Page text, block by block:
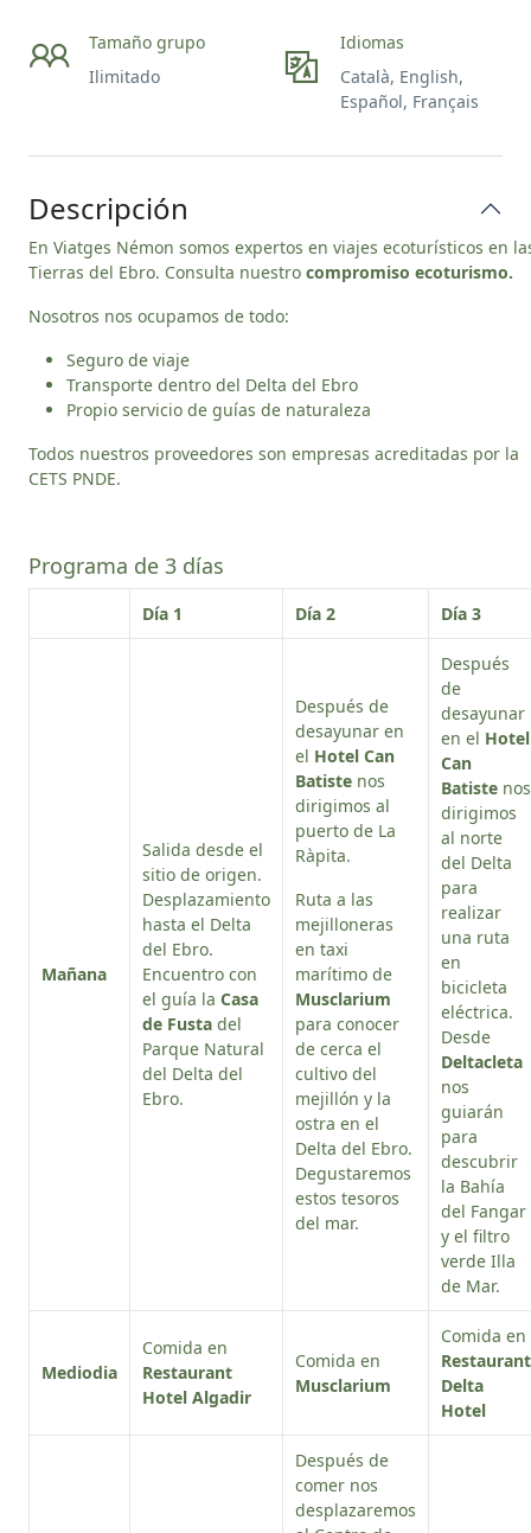
Tamaño grupo
Ilimitado
Idiomas
Català, English,
Español, Français
Descripción
En Viatges Némon somos expertos en viajes ecoturísticos en
Tierras del Ebro. Consulta nuestro compromiso ecoturismo.
Nosotros nos ocupamos de todo:
Seguro de viaje
Transporte dentro del Delta del Ebro
Propio servicio de guías de naturaleza
Todos nuestros proveedores son empresas acreditadas por la
CETS PNDE.
Programa de 3 días
Día 1 Día 2 Día 3
Mañana
Salida desde el
sitio de origen.
Desplazamiento
hasta el Delta
del Ebro.
Encuentro con
el guía la Casa
de Fusta del
Parque Natural
del Delta del
Ebro.
Después de
desayunar en
el Hotel Can
Batiste nos
dirigimos al
puerto de La
Ràpita.
Ruta a las
mejilloneras
en taxi
marítimo de
Musclarium
para conocer
de cerca el
cultivo del
mejillón y la
ostra en el
Delta del Ebro.
Degustaremos
estos tesoros
del mar.
Después
de
desayunar
en el Hotel
Can
Batiste nos
dirigimos
al norte
del Delta
para
realizar
una ruta
en
bicicleta
eléctrica.
Desde
Deltacleta
nos
guiarán
para
descubrir
la Bahía
del Fangar
y el filtro
verde Illa
de Mar.
Mediodia
Comida en
Restaurant
Hotel Algadir
Comida en
Musclarium
Comida en
Restaurant
Delta
Hotel
Después de
comer nos
desplazaremos